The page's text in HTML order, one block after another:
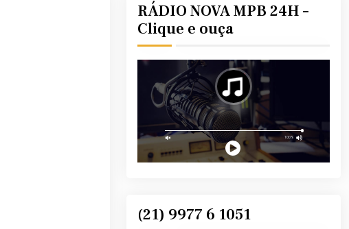
RÁDIO NOVA MPB 24H –
Clique e ouça
(21) 9977 6 1051